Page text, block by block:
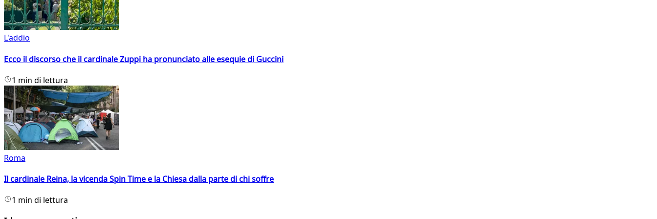
L'addio
Ecco il discorso che il cardinale Zuppi ha pronunciato alle esequie di Guccini
1 min di lettura
Roma
Il cardinale Reina, la vicenda Spin Time e la Chiesa dalla parte di chi soffre
1 min di lettura